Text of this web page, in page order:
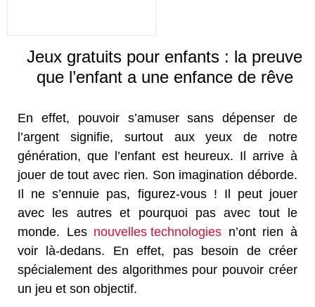
Jeux gratuits pour enfants : la preuve
que l’enfant a une enfance de rêve
En effet, pouvoir s’amuser sans dépenser de
l’argent signifie, surtout aux yeux de notre
génération, que l’enfant est heureux. Il arrive à
jouer de tout avec rien. Son imagination déborde.
Il ne s’ennuie pas, figurez-vous ! Il peut jouer
avec les autres et pourquoi pas avec tout le
monde. Les nouvelles technologies n’ont rien à
voir là-dedans. En effet, pas besoin de créer
spécialement des algorithmes pour pouvoir créer
un jeu et son objectif.